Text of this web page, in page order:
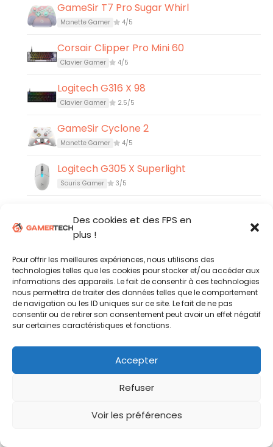
Des cookies et des FPS en
plus !
Pour offrir les meilleures expériences, nous utilisons des
technologies telles que les cookies pour stocker et/ou accéder aux
informations des appareils. Le fait de consentir à ces technologies
nous permettra de traiter des données telles que le comportement
de navigation ou les ID uniques sur ce site. Le fait de ne pas
consentir ou de retirer son consentement peut avoir un effet négatif
sur certaines caractéristiques et fonctions.
Accepter
Refuser
Voir les préférences
GameSir T7 Pro Sugar Whirl
Manette Gamer 4/5
Corsair Clipper Pro Mini 60
Clavier Gamer 4/5
Logitech G316 X 98
Clavier Gamer 2.5/5
GameSir Cyclone 2
Manette Gamer 4/5
Logitech G305 X Superlight
Souris Gamer 3/5
Streaming 4/5
Chaise Gamer 4/5
Quersus ICOS